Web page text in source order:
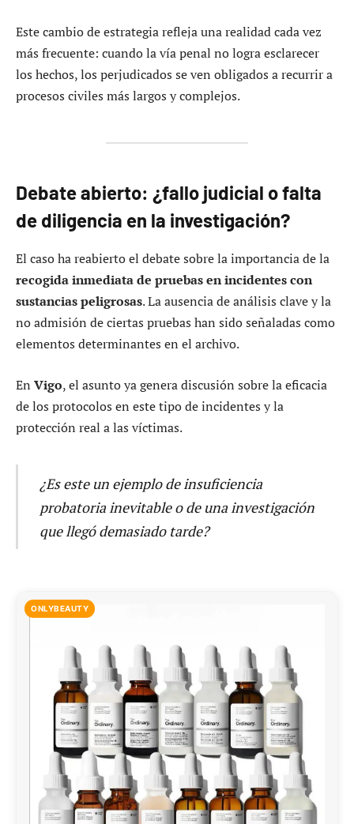
Este cambio de estrategia refleja una realidad cada vez
más frecuente: cuando la vía penal no logra esclarecer
los hechos, los perjudicados se ven obligados a recurrir a
procesos civiles más largos y complejos.
Debate abierto: ¿fallo judicial o falta
de diligencia en la investigación?
El caso ha reabierto el debate sobre la importancia de la
recogida inmediata de pruebas en incidentes con
sustancias peligrosas. La ausencia de análisis clave y la
no admisión de ciertas pruebas han sido señaladas como
elementos determinantes en el archivo.
En Vigo, el asunto ya genera discusión sobre la eficacia
de los protocolos en este tipo de incidentes y la
protección real a las víctimas.
¿Es este un ejemplo de insuficiencia
probatoria inevitable o de una investigación
que llegó demasiado tarde?
ONLYBEAUTY